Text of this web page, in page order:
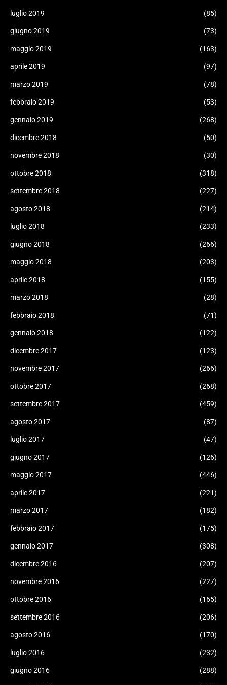
luglio 2019 (85)
giugno 2019 (73)
maggio 2019 (163)
aprile 2019 (97)
marzo 2019 (78)
febbraio 2019 (53)
gennaio 2019 (268)
dicembre 2018 (50)
novembre 2018 (30)
ottobre 2018 (318)
settembre 2018 (227)
agosto 2018 (214)
luglio 2018 (233)
giugno 2018 (266)
maggio 2018 (203)
aprile 2018 (155)
marzo 2018 (28)
febbraio 2018 (71)
gennaio 2018 (122)
dicembre 2017 (123)
novembre 2017 (266)
ottobre 2017 (268)
settembre 2017 (459)
agosto 2017 (87)
luglio 2017 (47)
giugno 2017 (126)
maggio 2017 (446)
aprile 2017 (221)
marzo 2017 (182)
febbraio 2017 (175)
gennaio 2017 (308)
dicembre 2016 (207)
novembre 2016 (227)
ottobre 2016 (165)
settembre 2016 (206)
agosto 2016 (170)
luglio 2016 (232)
giugno 2016 (288)